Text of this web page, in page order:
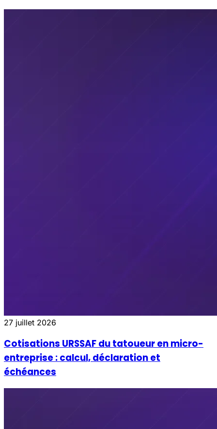
27 juillet 2026
Cotisations URSSAF du tatoueur en micro-
entreprise : calcul, déclaration et
échéances